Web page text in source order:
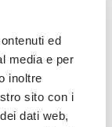
ed
media e per
inoltre
sito con i
dati web,